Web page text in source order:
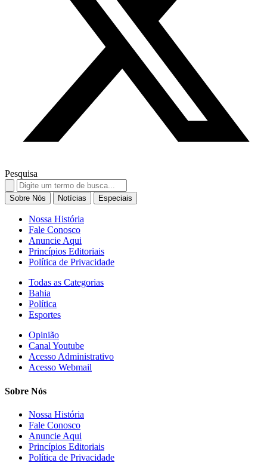
Pesquisa
Search
for:
Sobre Nós Notícias Especiais
Nossa História
Fale Conosco
Anuncie Aqui
Princípios Editoriais
Política de Privacidade
Todas as Categorias
Bahia
Política
Esportes
Opinião
Canal Youtube
Acesso Administrativo
Acesso Webmail
Sobre Nós
Nossa História
Fale Conosco
Anuncie Aqui
Princípios Editoriais
Política de Privacidade